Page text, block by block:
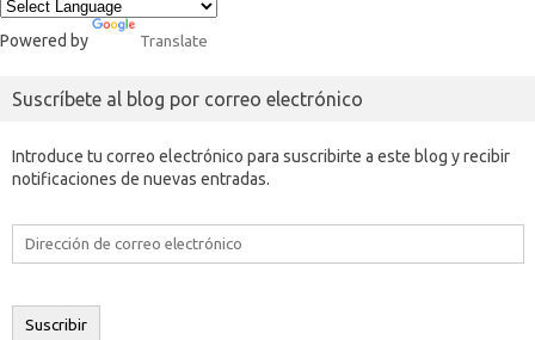
Powered by Translate
Suscríbete al blog por correo electrónico
Introduce tu correo electrónico para suscribirte a este blog y recibir
notificaciones de nuevas entradas.
Dirección
electrónico
Suscribir